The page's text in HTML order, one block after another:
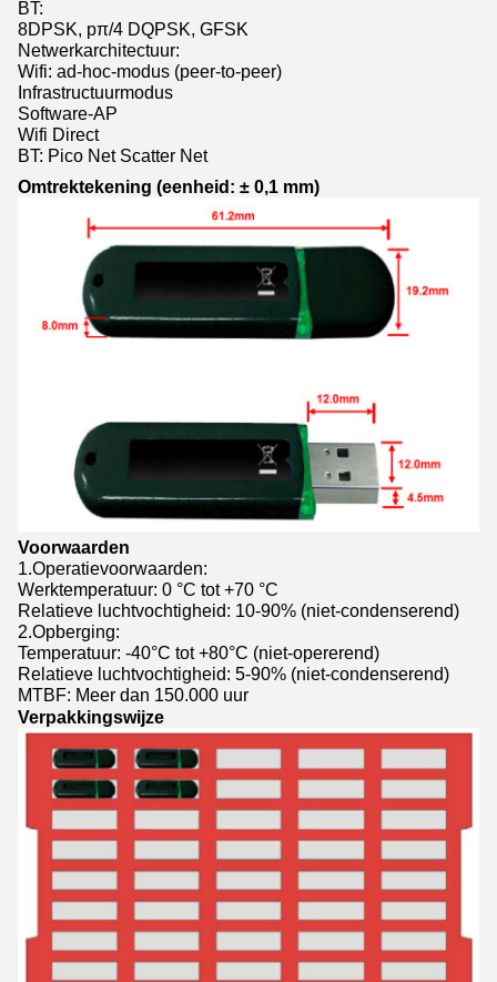
BT:
8DPSK, pπ/4 DQPSK, GFSK
Netwerkarchitectuur:
Wifi: ad-hoc-modus (peer-to-peer)
Infrastructuurmodus
Software-AP
Wifi Direct
BT: Pico Net Scatter Net
Omtrektekening (eenheid: ± 0,1 mm)
Voorwaarden
1.Operatievoorwaarden:
Werktemperatuur: 0 °C tot +70 °C
Relatieve luchtvochtigheid: 10-90% (niet-condenserend)
2.Opberging:
Temperatuur: -40°C tot +80°C (niet-opererend)
Relatieve luchtvochtigheid: 5-90% (niet-condenserend)
MTBF: Meer dan 150.000 uur
Verpakkingswijze